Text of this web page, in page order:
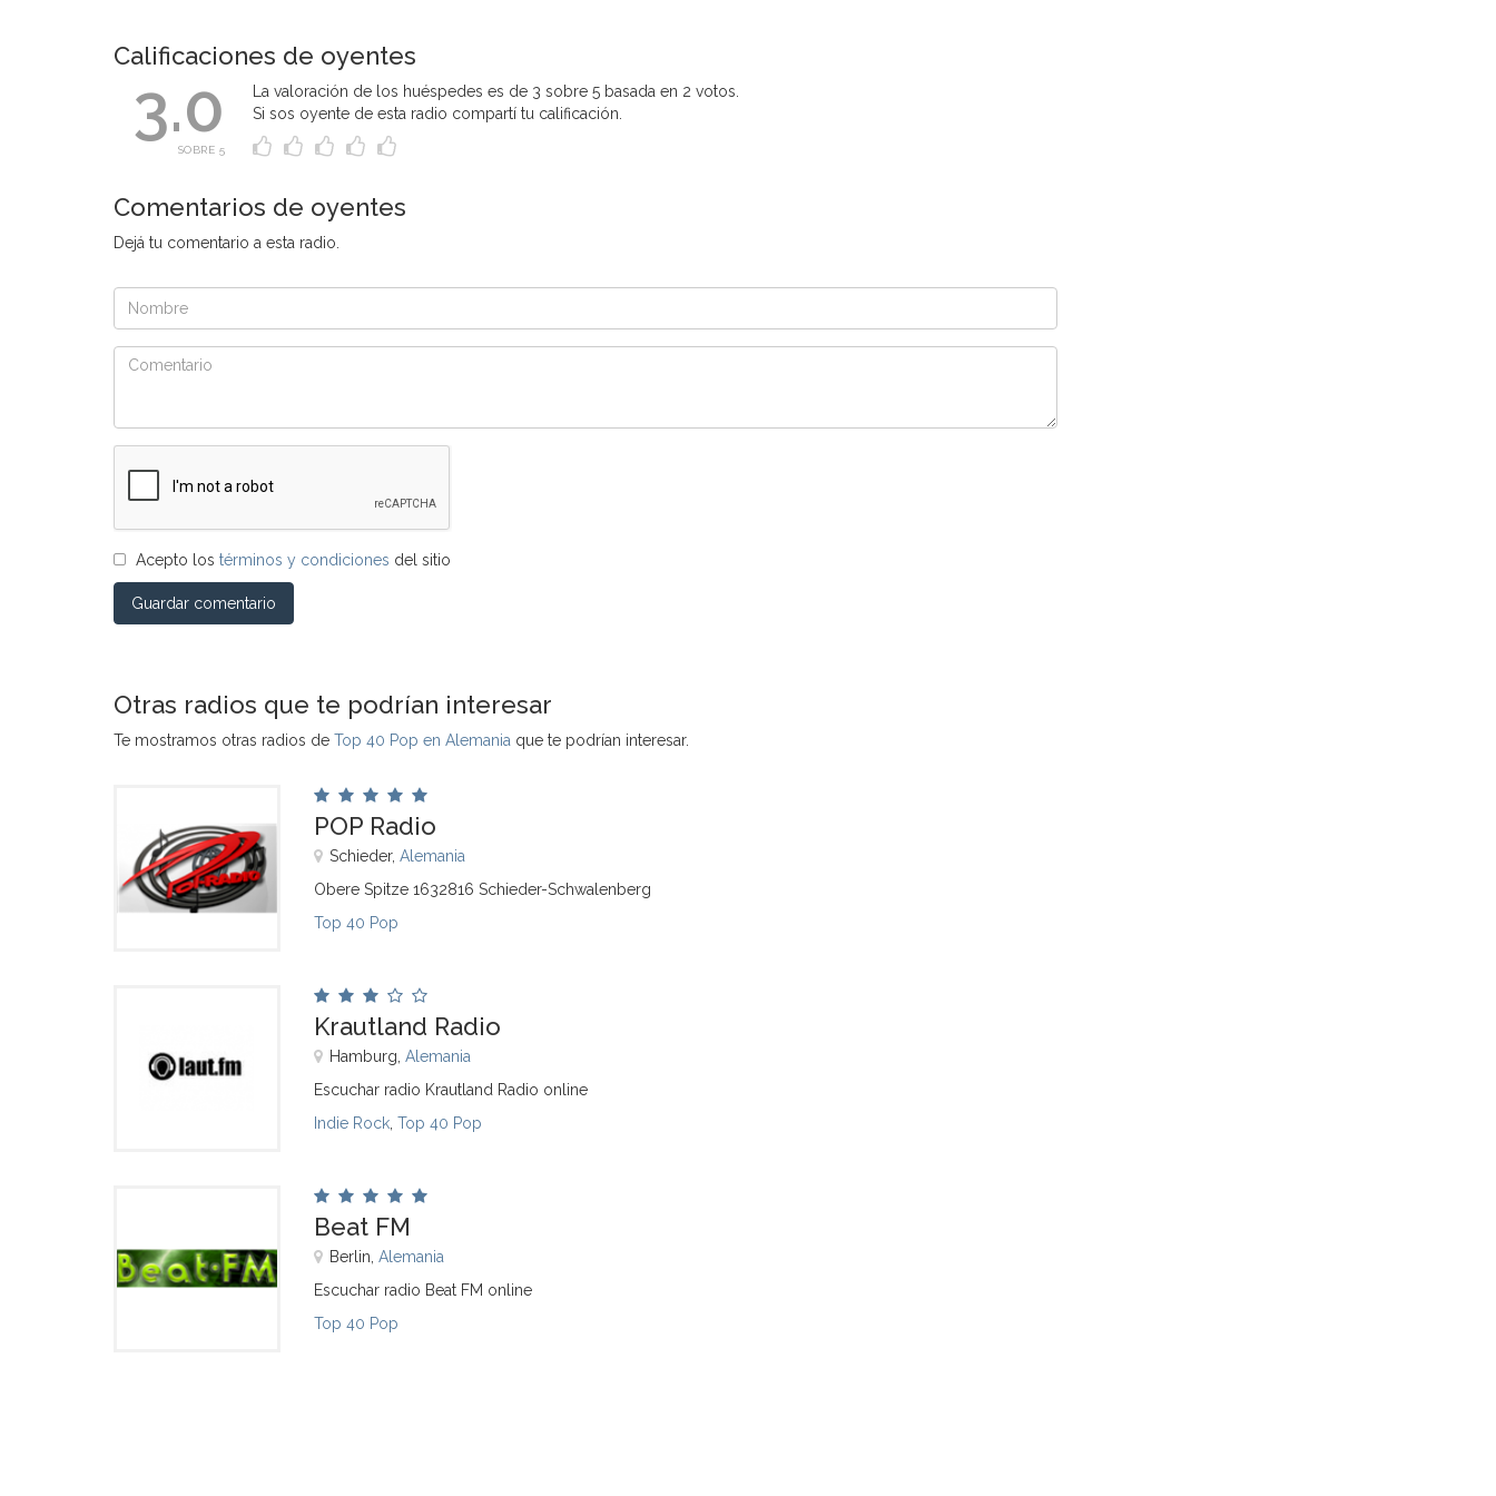
Calificaciones de oyentes
3.0
SOBRE 5
La valoración de los huéspedes es de 3 sobre 5 basada en 2 votos.
Si sos oyente de esta radio compartí tu calificación.
Comentarios de oyentes
Dejá tu comentario a esta radio.
Acepto los términos y condiciones del sitio
Guardar comentario
Otras radios que te podrían interesar
Te mostramos otras radios de Top 40 Pop en Alemania que te podrían interesar.
POP Radio
Schieder, Alemania
Obere Spitze 1632816 Schieder-Schwalenberg
Top 40 Pop
Krautland Radio
Hamburg, Alemania
Escuchar radio Krautland Radio online
Indie Rock Top 40 Pop
Beat FM
Berlin, Alemania
Escuchar radio Beat FM online
Top 40 Pop